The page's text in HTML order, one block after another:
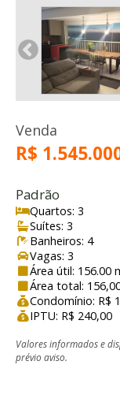
Venda
R$
Padrão
Quartos: 3
Suítes: 3
Banheiros: 4
Vagas: 3
Área útil: 156.00
Área total:
Condomínio: R$
IPTU: R$ 240,00
Valores informados e
prévio aviso.